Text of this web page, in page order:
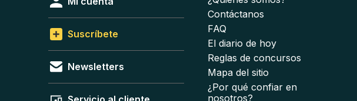
Suscríbete
Newsletters
Contáctanos
FAQ
El diario de hoy
Reglas de concursos
Mapa del sitio
¿Por qué confiar en
nosotros?